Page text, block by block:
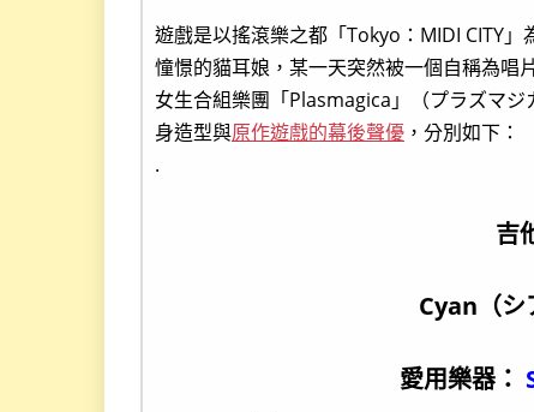
遊戲是以搖滾樂之都「Tokyo：MIDI CITY」
憧憬的貓耳娘，某一天突然被一個自稱為唱
女生合組樂團「Plasmagica」（プラズマ
身造型與原作遊戲的幕後聲優 ，分別如下：
.
吉
Cyan（シ
愛用樂器：